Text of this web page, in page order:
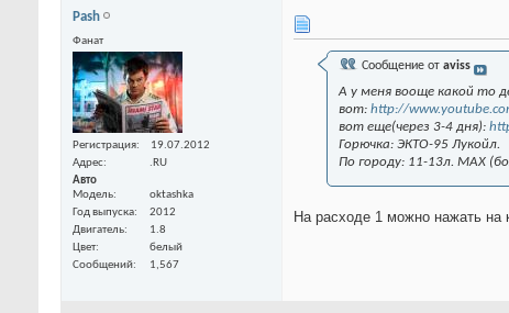
Pash
Фанат
Регистрация
19.07.2012
Адрес
.RU
Авто
Модель
oktashka
Год выпуска
2012
Двигатель
1.8
Цвет
белый
Сообщений
1,567
Сообщение от aviss
А у меня вооще какой то
вот: http://
вот еще(через 3-4 дня):
Горючка: ЭКТО-95 Лукойл.
По городу: 11-13л. MAX
На расходе 1 можно нажать на